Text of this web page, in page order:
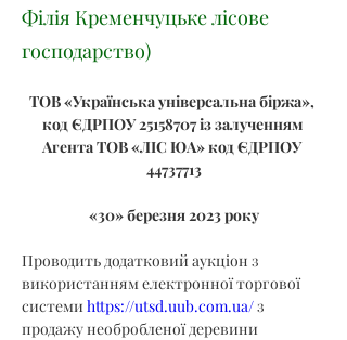
Філія Кременчуцьке лісове
господарство)
ТОВ «Українська універсальна біржа»,
код ЄДРПОУ 25158707 із залученням
Агента ТОВ «ЛІС ЮА» код ЄДРПОУ
44737713
«30» березня 2023 року
Проводить додатковий аукціон з
використанням електронної торгової
системи https://utsd.uub.com.ua/ з
продажу необробленої деревини